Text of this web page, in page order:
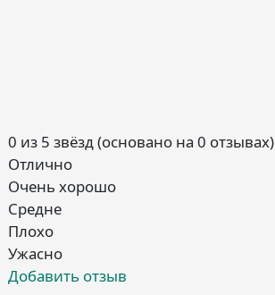
0 из 5 звёзд (основано на 0 отзывах)
Отлично
Очень хорошо
Средне
Плохо
Ужасно
Добавить отзыв